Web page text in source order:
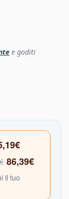
e goditi
86,39€
il tuo